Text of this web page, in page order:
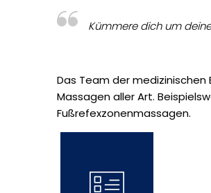
Kümmere dich um
Das Team der
Massagen aller Art.
Fußrefexzonenmassagen.